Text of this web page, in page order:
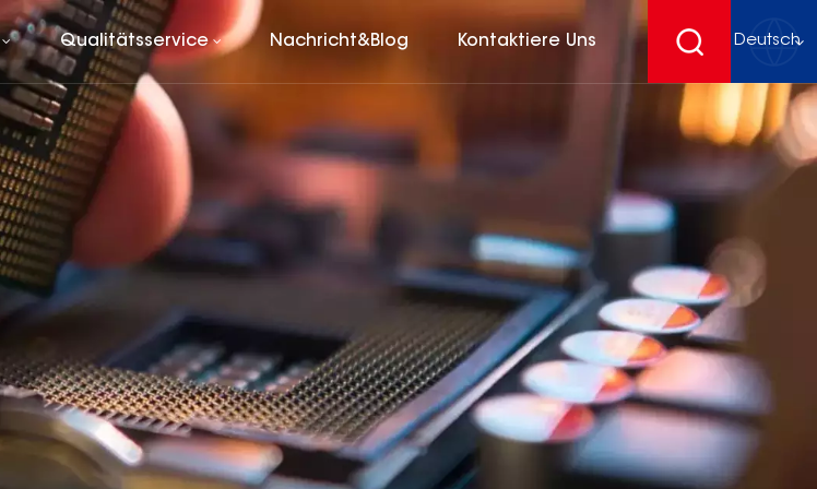
Qualitätsservice Nachricht&Blog Kontaktiere Uns Deutsch
English
Deutsch
español
русский